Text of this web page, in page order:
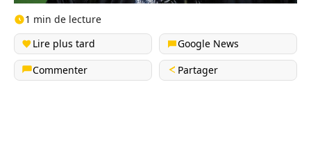
1 min de lecture
Lire plus tard
Google News
Commenter
Partager